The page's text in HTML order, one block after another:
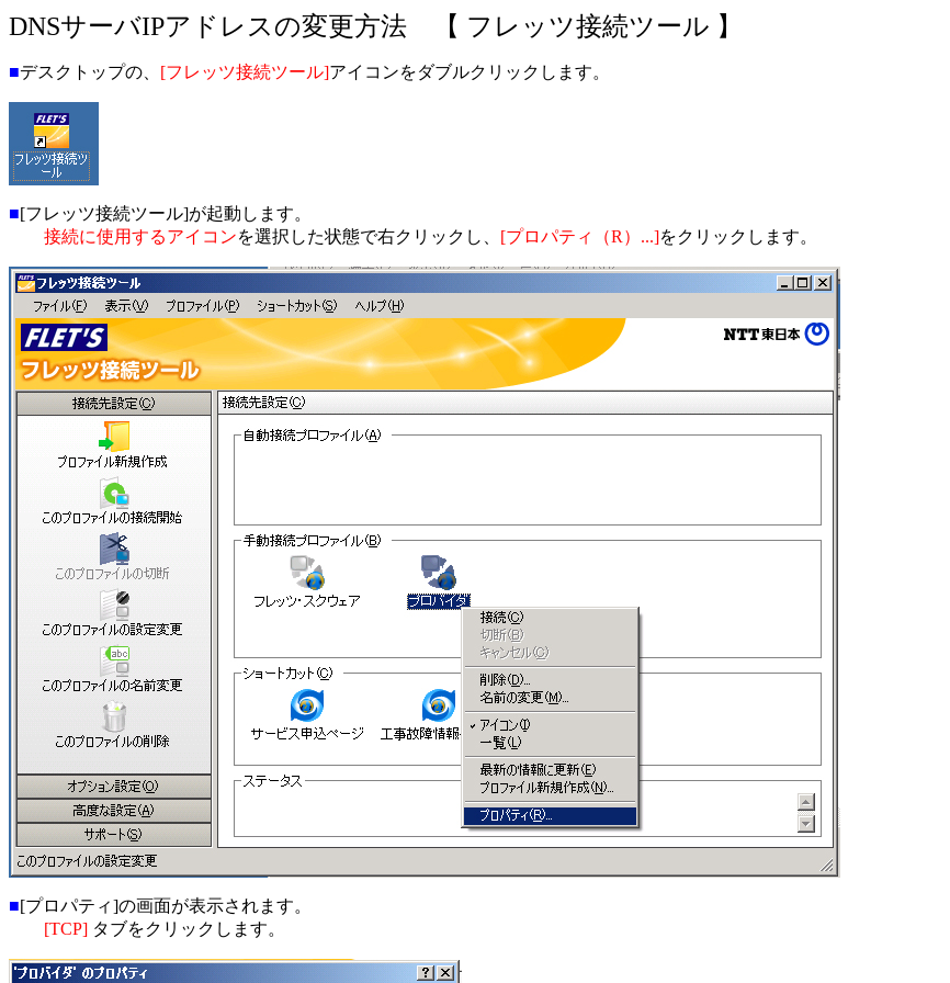
DNSサーバIPアドレスの変更方法 【 フレッツ接続ツール 】
■デスクトップの、 [フレッツ接続ツール]アイコンをダブルクリックします。
■[フレッツ接続ツール]が起動します。
接続に使用するアイコンを選択した状態で右クリックし、 [プロパティ（R）...]をクリックします。
■[プロパティ]の画面が表示されます。
[TCP] タブをクリックします。